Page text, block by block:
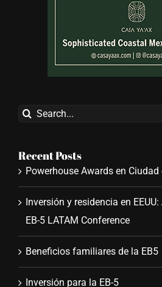
Search
Recent Posts
Powerhouse Awards en
Inversión y residencia en
EB-5 LATAM Conference
Beneficios familiares de la EB5
Inversión para la EB-5